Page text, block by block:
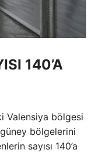
140’A
Valensiya bölgesi
bölgelerini
sayısı 140’a